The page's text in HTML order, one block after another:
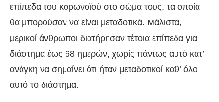
επίπεδα του κορωνοϊού στο σώμα τους, τα οποία
θα μπορούσαν να είναι μεταδοτικά. Μάλιστα,
μερικοί άνθρωποι διατήρησαν τέτοια επίπεδα για
διάστημα έως 68 ημερών, χωρίς πάντως αυτό κατ’
ανάγκη να σημαίνει ότι ήταν μεταδοτικοί καθ’ όλο
αυτό το διάστημα.